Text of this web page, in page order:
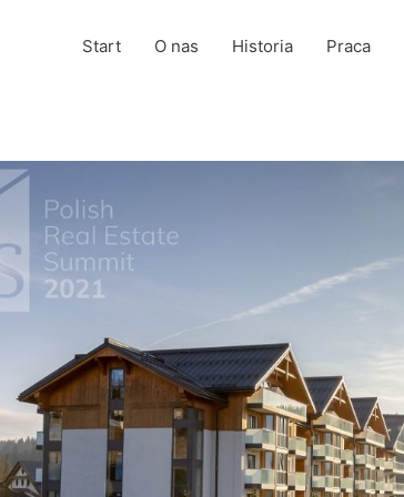
Start O nas Historia Praca